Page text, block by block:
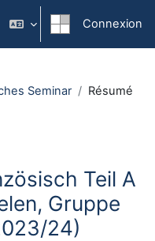
Connexion
Seminar Résumé
Teil A
Gruppe
24)